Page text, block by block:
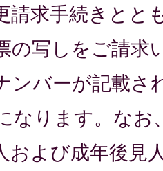
請求手続きとと
の写しをご請求
ンバーが記載さ
なります。なお
および成年後見